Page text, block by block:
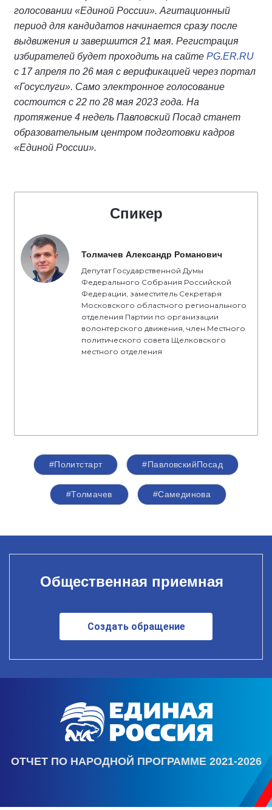
голосовании «Единой России». Агитационный
период для кандидатов начинается сразу после
выдвижения и завершится 21 мая. Регистрация
избирателей будет проходить на сайте PG.ER.RU
с 17 апреля по 26 мая с верификацией через портал
«Госуслуги». Само электронное голосование
состоится с 22 по 28 мая 2023 года. На
протяжение 4 недель Павловский Посад станет
образовательным центром подготовки кадров
«Единой России».
Спикер
Толмачев Александр Романович
Депутат Государственной Думы
Федерального Собрания Российской
Федерации, заместитель Секретаря
Московского областного регионального
отделения Партии по организации
волонтерского движения, член Местного
политического совета Щелковского
местного отделения
#Политстарт #ПавловскийПосад
#Толмачев #Самединова
Общественная приемная
Создать обращение
ОТЧЕТ ПО НАРОДНОЙ ПРОГРАММЕ 2021-2026